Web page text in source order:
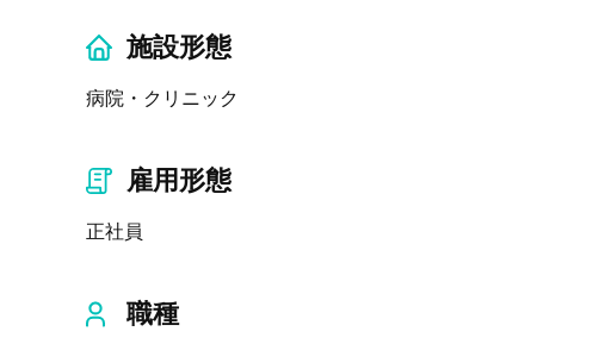
施設形態
病院・クリニック
雇用形態
正社員
職種